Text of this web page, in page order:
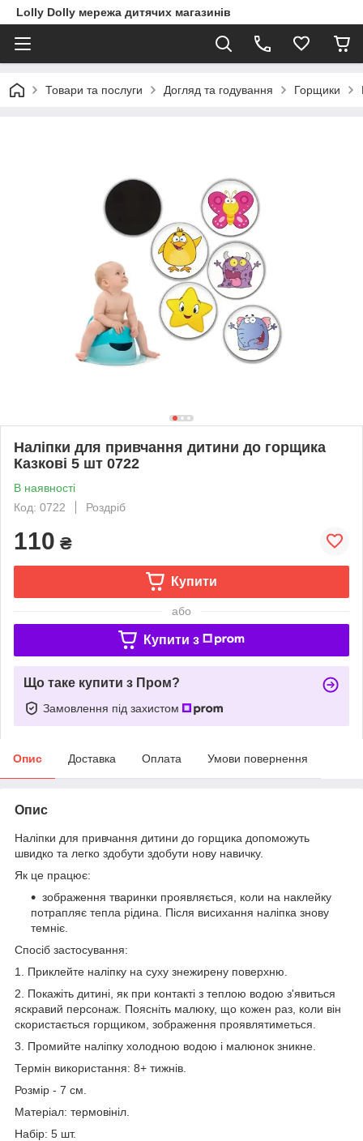
Lolly Dolly мережа дитячих магазинів
Товари та послуги Догляд та годування Горщики
Наліпки для привчання дитини до горщика
Казкові 5 шт 0722
В наявності
Код: 0722
Роздріб
110 ₴
Купити
або
Купити з
Що таке купити з Пром?
Замовлення під захистом
Опис Доставка Оплата Умови повернення
Опис
Наліпки для привчання дитини до горщика допоможуть
швидко та легко здобути здобути нову навичку.
Як це працює:
зображення тваринки проявляється, коли на наклейку
потрапляє тепла рідина. Після висихання наліпка знову
темніє.
Спосіб застосування:
1. Приклейте наліпку на суху знежирену поверхню.
2. Покажіть дитині, як при контакті з теплою водою з'явиться
яскравий персонаж. Поясніть малюку, що кожен раз, коли він
скористається горщиком, зображення проявлятиметься.
3. Промийте наліпку холодною водою і малюнок зникне.
Термін використання: 8+ тижнів.
Розмір - 7 см.
Матеріал: термовініл.
Набір: 5 шт.